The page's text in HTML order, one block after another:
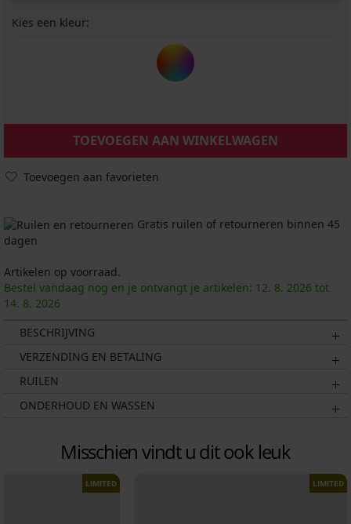
Kies een kleur:
TOEVOEGEN AAN WINKELWAGEN
Toevoegen aan favorieten
Gratis ruilen of retourneren binnen 45
dagen
Artikelen op voorraad.
Bestel vandaag nog en je ontvangt je artikelen: 12. 8. 2026 tot
14. 8. 2026
BESCHRIJVING
VERZENDING EN BETALING
RUILEN
ONDERHOUD EN WASSEN
Misschien vindt u dit ook leuk
LIMITED LIMITED